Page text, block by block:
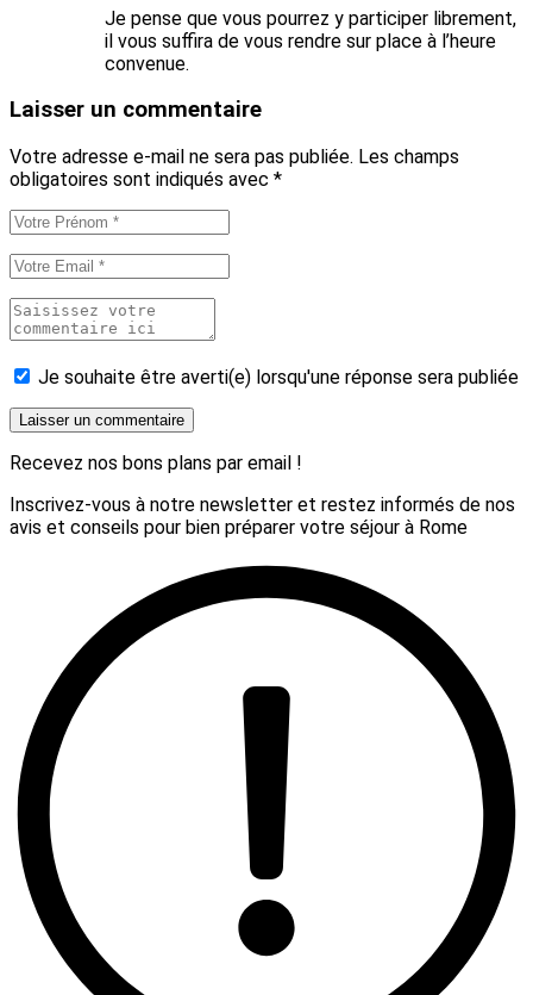
Je pense que vous pourrez y participer librement,
il vous suffira de vous rendre sur place à l’heure
convenue.
Laisser un commentaire
Votre adresse e-mail ne sera pas publiée. Les champs
obligatoires sont indiqués avec *
Je souhaite être averti(e) lorsqu'une réponse sera publiée
Recevez nos bons plans par email !
Inscrivez-vous à notre newsletter et restez informés de nos
avis et conseils pour bien préparer votre séjour à Rome